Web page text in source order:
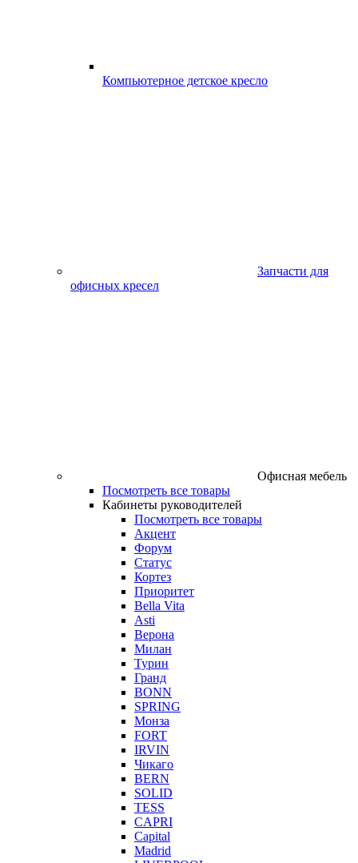
Компьютерное детское кресло
Запчасти для
офисных кресел
Офисная мебель
Посмотреть все товары
Кабинеты руководителей
Посмотреть все товары
Акцент
Форум
Статус
Кортез
Приоритет
Bella Vita
Asti
Верона
Милан
Турин
Гранд
BONN
SPRING
Монза
FORT
IRVIN
Чикаго
BERN
SOLID
TESS
CAPRI
Capital
Madrid